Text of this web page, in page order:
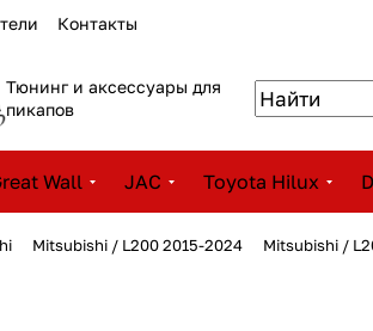
Контакты
Тюнинг и аксессуары для
пикапов
Wall JAC Toyota Hilux
Mitsubishi / L200 2015-2024 Mitsubishi /